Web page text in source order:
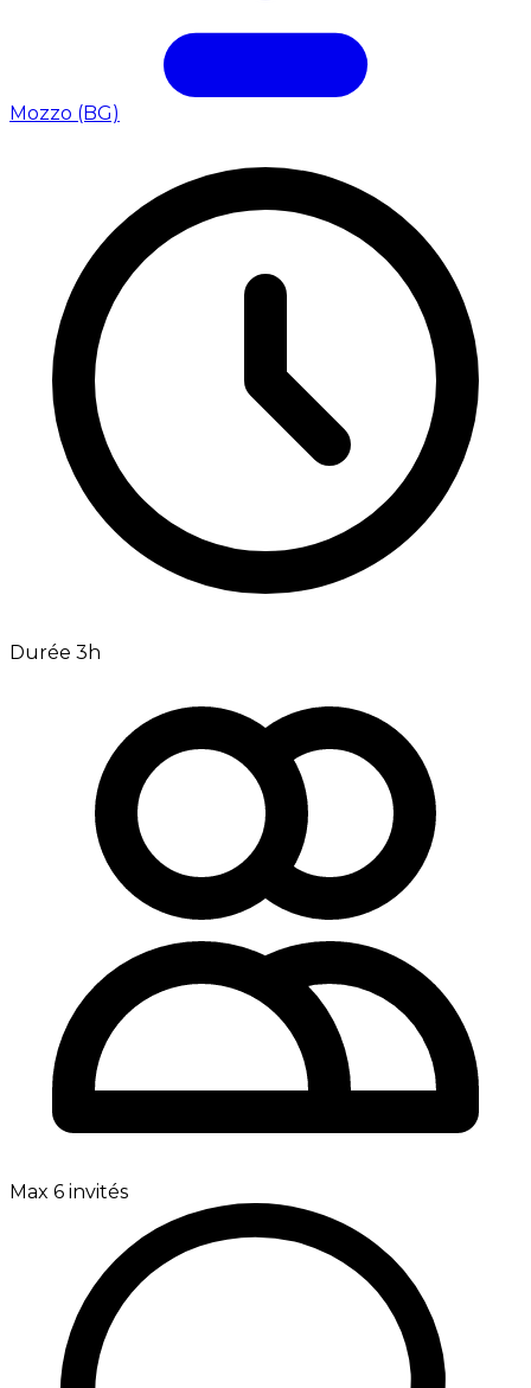
Mozzo (BG)
Durée 3h
Max 6 invités